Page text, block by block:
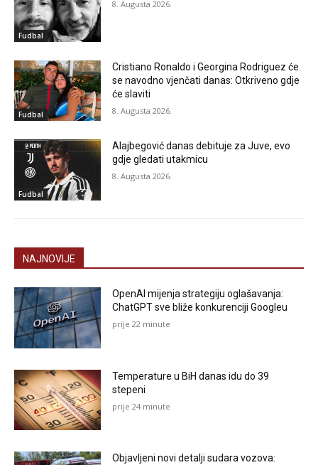
Fudbal
8. Augusta 2026.
Fudbal
Cristiano Ronaldo i Georgina Rodriguez će
se navodno vjenčati danas: Otkriveno gdje
će slaviti
8. Augusta 2026.
Fudbal
Alajbegović danas debituje za Juve, evo
gdje gledati utakmicu
8. Augusta 2026.
NAJNOVIJE
OpenAI mijenja strategiju oglašavanja:
ChatGPT sve bliže konkurenciji Googleu
prije 22 minute
Temperature u BiH danas idu do 39
stepeni
prije 24 minute
Objavljeni novi detalji sudara vozova: